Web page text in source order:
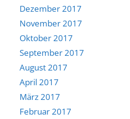
Dezember 2017
November 2017
Oktober 2017
September 2017
August 2017
April 2017
März 2017
Februar 2017